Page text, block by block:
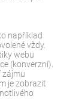
například
vždy.
webu
(konverzní).
zájmu
je zobrazit